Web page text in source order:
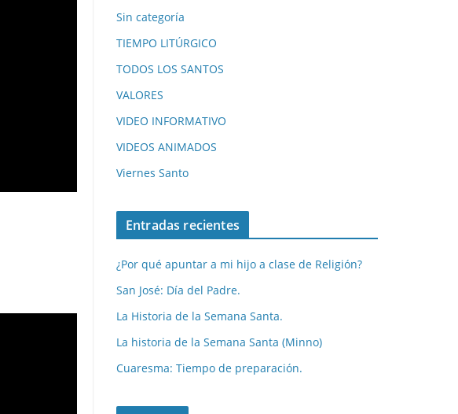
Sin categoría
TIEMPO LITÚRGICO
TODOS LOS SANTOS
VALORES
VIDEO INFORMATIVO
VIDEOS ANIMADOS
Viernes Santo
Entradas recientes
¿Por qué apuntar a mi hijo a clase de Religión?
San José: Día del Padre.
La Historia de la Semana Santa.
La historia de la Semana Santa (Minno)
Cuaresma: Tiempo de preparación.